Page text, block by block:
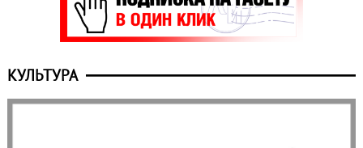
КУЛЬТУРА